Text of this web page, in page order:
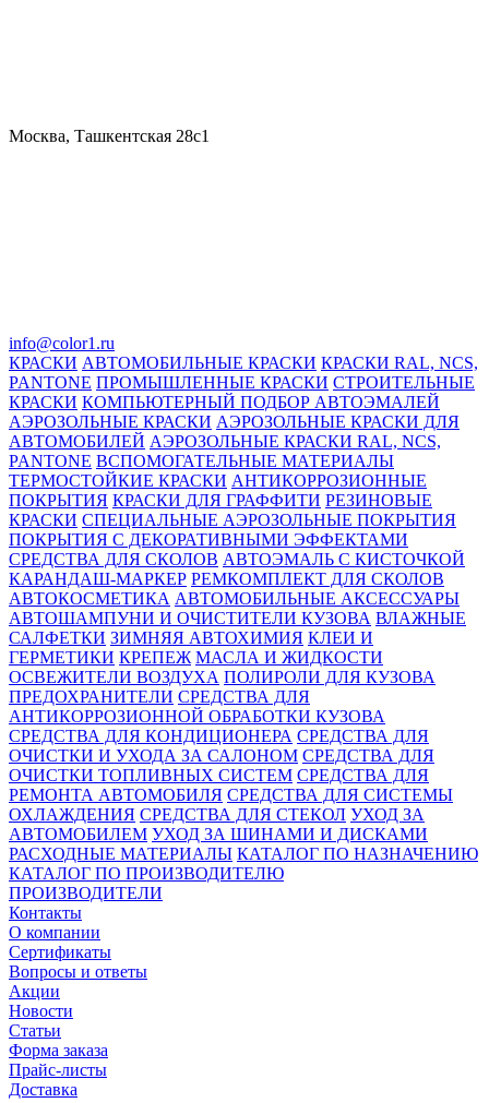
Москва, Ташкентская 28с1
info@color1.ru
КРАСКИ АВТОМОБИЛЬНЫЕ КРАСКИ КРАСКИ RAL, NCS,
PANTONE ПРОМЫШЛЕННЫЕ КРАСКИ СТРОИТЕЛЬНЫЕ
КРАСКИ КОМПЬЮТЕРНЫЙ ПОДБОР АВТОЭМАЛЕЙ
АЭРОЗОЛЬНЫЕ КРАСКИ АЭРОЗОЛЬНЫЕ КРАСКИ ДЛЯ
АВТОМОБИЛЕЙ АЭРОЗОЛЬНЫЕ КРАСКИ RAL, NCS,
PANTONE ВСПОМОГАТЕЛЬНЫЕ МАТЕРИАЛЫ
ТЕРМОСТОЙКИЕ КРАСКИ АНТИКОРРОЗИОННЫЕ
ПОКРЫТИЯ КРАСКИ ДЛЯ ГРАФФИТИ РЕЗИНОВЫЕ
КРАСКИ СПЕЦИАЛЬНЫЕ АЭРОЗОЛЬНЫЕ ПОКРЫТИЯ
ПОКРЫТИЯ С ДЕКОРАТИВНЫМИ ЭФФЕКТАМИ
СРЕДСТВА ДЛЯ СКОЛОВ АВТОЭМАЛЬ С КИСТОЧКОЙ
КАРАНДАШ-МАРКЕР РЕМКОМПЛЕКТ ДЛЯ СКОЛОВ
АВТОКОСМЕТИКА АВТОМОБИЛЬНЫЕ АКСЕССУАРЫ
АВТОШАМПУНИ И ОЧИСТИТЕЛИ КУЗОВА ВЛАЖНЫЕ
САЛФЕТКИ ЗИМНЯЯ АВТОХИМИЯ КЛЕИ И
ГЕРМЕТИКИ КРЕПЕЖ МАСЛА И ЖИДКОСТИ
ОСВЕЖИТЕЛИ ВОЗДУХА ПОЛИРОЛИ ДЛЯ КУЗОВА
ПРЕДОХРАНИТЕЛИ СРЕДСТВА ДЛЯ
АНТИКОРРОЗИОННОЙ ОБРАБОТКИ КУЗОВА
СРЕДСТВА ДЛЯ КОНДИЦИОНЕРА СРЕДСТВА ДЛЯ
ОЧИСТКИ И УХОДА ЗА САЛОНОМ СРЕДСТВА ДЛЯ
ОЧИСТКИ ТОПЛИВНЫХ СИСТЕМ СРЕДСТВА ДЛЯ
РЕМОНТА АВТОМОБИЛЯ СРЕДСТВА ДЛЯ СИСТЕМЫ
ОХЛАЖДЕНИЯ СРЕДСТВА ДЛЯ СТЕКОЛ УХОД ЗА
АВТОМОБИЛЕМ УХОД ЗА ШИНАМИ И ДИСКАМИ
РАСХОДНЫЕ МАТЕРИАЛЫ КАТАЛОГ ПО НАЗНАЧЕНИЮ
КАТАЛОГ ПО ПРОИЗВОДИТЕЛЮ
ПРОИЗВОДИТЕЛИ
Контакты
О компании
Сертификаты
Вопросы и ответы
Акции
Новости
Статьи
Форма заказа
Прайс-листы
Доставка